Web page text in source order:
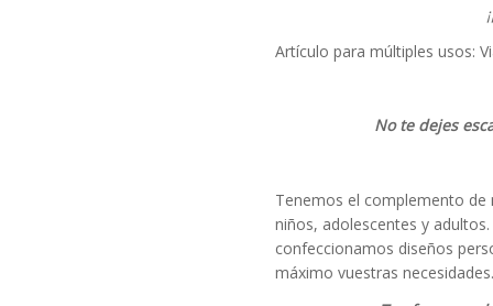
Artículo para múltiples usos:
No te dejes
Tenemos el complemento de
niños, adolescentes y
confeccionamos diseños
máximo vuestras necesidades.